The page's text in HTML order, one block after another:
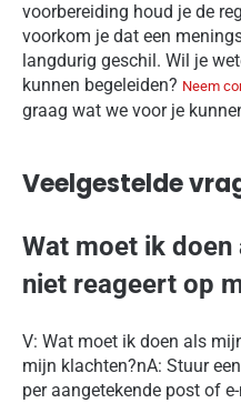
voorbereiding houd je de
voorkom je dat een
langdurig geschil. Wil je
kunnen begeleiden? Neem
graag wat we voor je
Veelgestelde
Wat moet ik
niet reageert op
V: Wat moet ik doen als
mijn klachten?nA: Stuur
per aangetekende post of